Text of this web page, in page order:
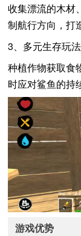
收集漂流的木材
制航行方向，打
3、多元生存玩法
种植作物获取食
时应对鲨鱼的持
游戏优势